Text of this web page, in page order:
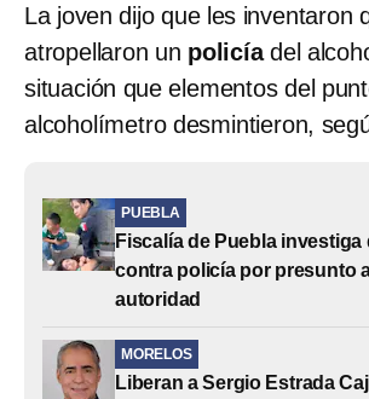
La joven dijo que les inventaron
atropellaron un policíadel
situación que elementos del
alcoholímetro desmintieron,
PUEBLA
Fiscalía de Puebla
contra policía por presunto
autoridad
MORELOS
Liberan a Sergio Estrada